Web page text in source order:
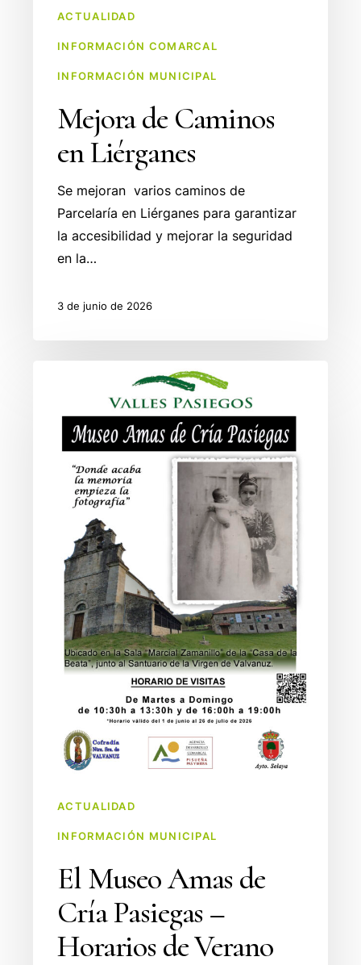
ACTUALIDAD
INFORMACIÓN COMARCAL
INFORMACIÓN MUNICIPAL
Mejora de Caminos
en Liérganes
Se mejoran varios caminos de
Parcelaría en Liérganes para garantizar
la accesibilidad y mejorar la seguridad
en la…
3 de junio de 2026
Amas
Pasiegas
Horarios
Verano
2026
ACTUALIDAD
INFORMACIÓN MUNICIPAL
El Museo Amas de
Cría Pasiegas –
Horarios de Verano